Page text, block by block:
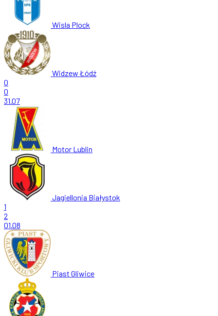
Wisla Plock
Widzew Łódź
0
0
31.07
Motor Lublin
Jagiellonia Białystok
1
2
01.08
Piast Gliwice